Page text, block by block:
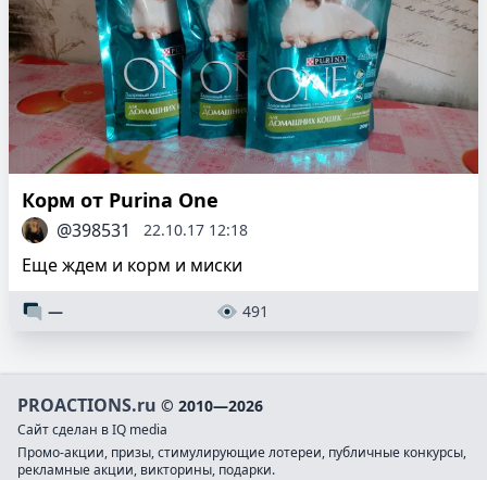
Корм от Purina One
@398531 22.10.17 12:18
Еще ждем и корм и миски
— 491
PROACTIONS.ru © 2010—2026
Сайт сделан в IQ media
Промо-акции, призы, стимулирующие лотереи, публичные конкурсы,
рекламные акции, викторины, подарки.